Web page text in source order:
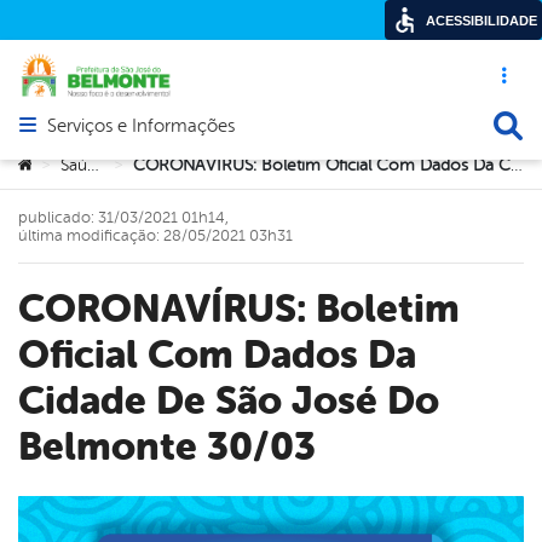
Acesso
Abrir menu principal de navegação
Serviços e Informações
Você está aqui:
> Saúde > CORONAVÍRUS: Boletim Oficial Com Dados Da Cidade De São José Do Belmonte 30/03
CORONAVÍRUS: Boletim
Oficial Com Dados Da
Cidade De São José Do
Belmonte 30/03
publicado: 31/03/2021 01h14,
última modificação: 28/05/2021 03h31
ACESSIBILIDADE